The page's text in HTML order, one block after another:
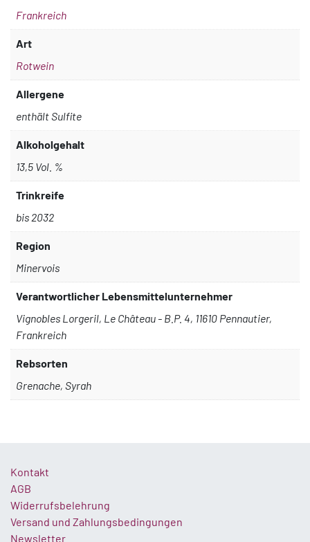
Frankreich
Art
Rotwein
Allergene
enthält Sulfite
Alkoholgehalt
13,5 Vol. %
Trinkreife
bis 2032
Region
Minervois
Verantwortlicher Lebensmittelunternehmer
Vignobles Lorgeril, Le Château - B.P. 4, 11610 Pennautier,
Frankreich
Rebsorten
Grenache, Syrah
Kontakt
AGB
Widerrufsbelehrung
Versand und Zahlungsbedingungen
Newsletter